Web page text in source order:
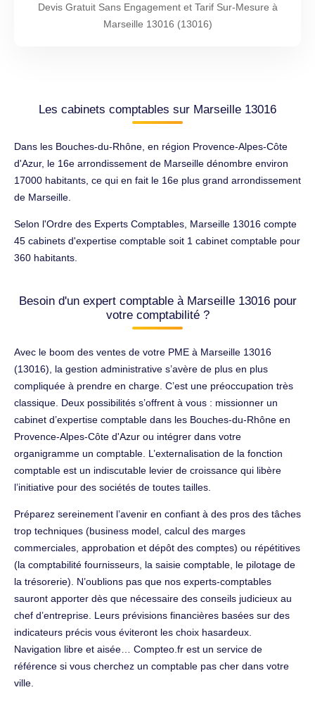
Devis Gratuit Sans Engagement et Tarif Sur-Mesure à
Marseille 13016 (13016)
Les cabinets comptables sur Marseille 13016
Dans les Bouches-du-Rhône, en région Provence-Alpes-Côte
d'Azur, le 16e arrondissement de Marseille dénombre environ
17000 habitants, ce qui en fait le 16e plus grand arrondissement
de Marseille.
Selon l'Ordre des Experts Comptables, Marseille 13016 compte
45 cabinets d'expertise comptable soit 1 cabinet comptable pour
360 habitants.
Besoin d'un expert comptable à Marseille 13016 pour
votre comptabilité ?
Avec le boom des ventes de votre PME à Marseille 13016
(13016), la gestion administrative s’avère de plus en plus
compliquée à prendre en charge. C’est une préoccupation très
classique. Deux possibilités s’offrent à vous : missionner un
cabinet d’expertise comptable dans les Bouches-du-Rhône en
Provence-Alpes-Côte d'Azur ou intégrer dans votre
organigramme un comptable. L’externalisation de la fonction
comptable est un indiscutable levier de croissance qui libère
l’initiative pour des sociétés de toutes tailles.
Préparez sereinement l’avenir en confiant à des pros des tâches
trop techniques (business model, calcul des marges
commerciales, approbation et dépôt des comptes) ou répétitives
(la comptabilité fournisseurs, la saisie comptable, le pilotage de
la trésorerie). N’oublions pas que nos experts-comptables
sauront apporter dès que nécessaire des conseils judicieux au
chef d’entreprise. Leurs prévisions financières basées sur des
indicateurs précis vous éviteront les choix hasardeux.
Navigation libre et aisée… Compteo.fr est un service de
référence si vous cherchez un comptable pas cher dans votre
ville.